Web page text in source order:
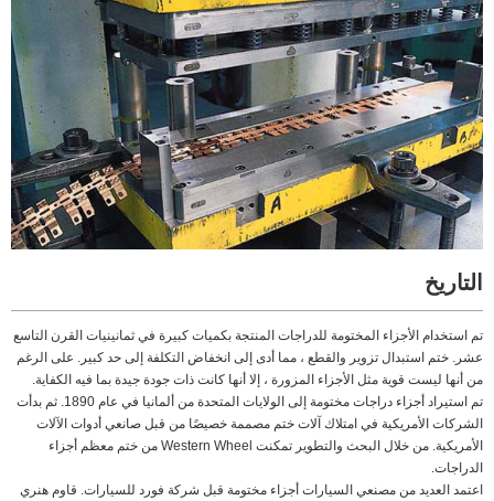
التاريخ
تم استخدام الأجزاء المختومة للدراجات المنتجة بكميات كبيرة في ثمانينيات القرن التاسع
عشر. ختم استبدال تزوير والقطع ، مما أدى إلى انخفاض التكلفة إلى حد كبير. على الرغم
من أنها ليست قوية مثل الأجزاء المزورة ، إلا أنها كانت ذات جودة جيدة بما فيه الكفاية.
تم استيراد أجزاء دراجات مختومة إلى الولايات المتحدة من ألمانيا في عام 1890. ثم بدأت
الشركات الأمريكية في امتلاك آلات ختم مصممة خصيصًا من قبل صانعي أدوات الآلات
الأمريكية. من خلال البحث والتطوير تمكنت Western Wheel من ختم معظم أجزاء
الدراجات.
اعتمد العديد من مصنعي السيارات أجزاء مختومة قبل شركة فورد للسيارات. قاوم هنري